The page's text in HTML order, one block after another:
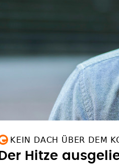
KEIN DACH ÜBER DEM
Der Hitze